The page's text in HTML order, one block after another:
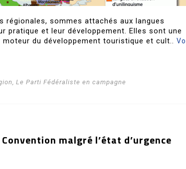
régionales, sommes attachés aux langues
pratique et leur développement. Elles sont une
du développement touristique et cult..
Le Parti Fédéraliste en campagne
malgré l’état d’urgence